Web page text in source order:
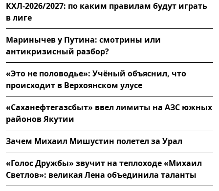
КХЛ-2026/2027: по каким правилам будут играть
в лиге
Маринычев у Путина: смотрины или
антикризисный разбор?
«Это не половодье»: Учёный объяснил, что
происходит в Верхоянском улусе
«Саханефтегазсбыт» ввел лимиты на АЗС южных
районов Якутии
Зачем Михаил Мишустин полетел за Урал
«Голос Дружбы» звучит на теплоходе «Михаил
Светлов»: великая Лена объединила таланты